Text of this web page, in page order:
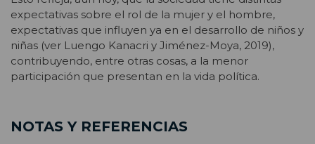
expectativas sobre el rol de la mujer y el hombre,
expectativas que influyen ya en el desarrollo de niños y
niñas (ver Luengo Kanacri y Jiménez-Moya, 2019),
contribuyendo, entre otras cosas, a la menor
participación que presentan en la vida política.
NOTAS Y REFERENCIAS